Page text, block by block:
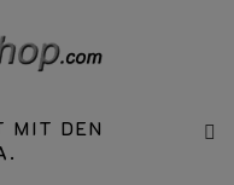
MIT DEN